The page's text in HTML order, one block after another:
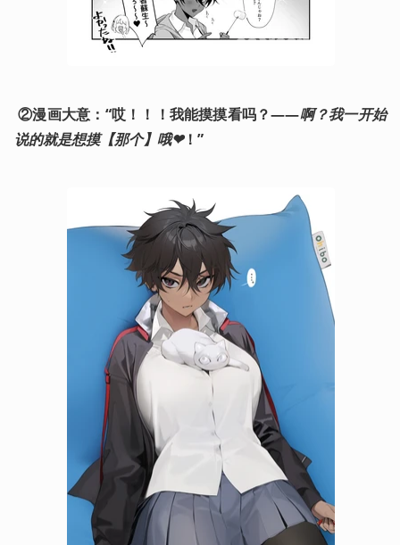
②漫画大意：“哎！！！我能摸摸看吗？——啊？我一开始
说的就是想摸【那个】哦❤！”